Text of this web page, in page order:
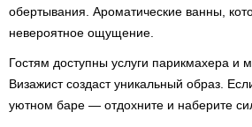
обертывания. Ароматические ванны,
невероятное ощущение.
Гостям доступны услуги парикмахера и
Визажист создаст уникальный образ.
уютном баре — отдохните и наберите